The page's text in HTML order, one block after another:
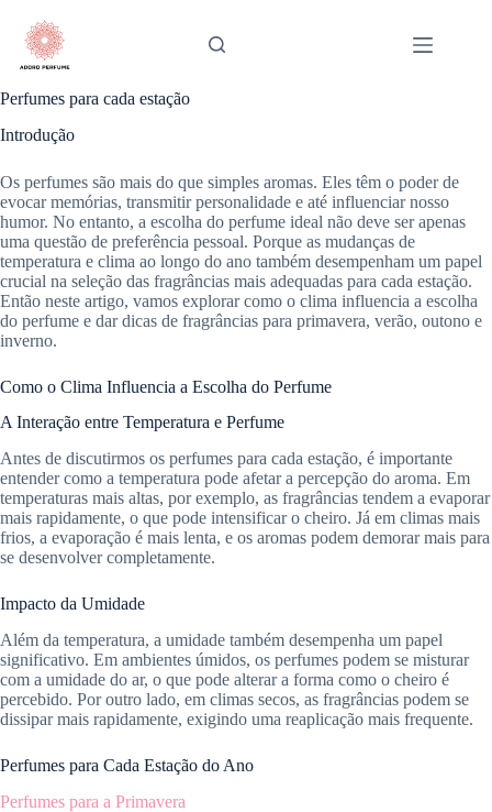
para
conteúdo
Perfumes para cada estação
Introdução
Os perfumes são mais do que simples aromas. Eles têm o poder de
evocar memórias, transmitir personalidade e até influenciar nosso
humor. No entanto, a escolha do perfume ideal não deve ser apenas
uma questão de preferência pessoal. Porque as mudanças de
temperatura e clima ao longo do ano também desempenham um papel
crucial na seleção das fragrâncias mais adequadas para cada estação.
Então neste artigo, vamos explorar como o clima influencia a escolha
do perfume e dar dicas de fragrâncias para primavera, verão, outono e
inverno.
Como o Clima Influencia a Escolha do Perfume
A Interação entre Temperatura e Perfume
Antes de discutirmos os perfumes para cada estação, é importante
entender como a temperatura pode afetar a percepção do aroma. Em
temperaturas mais altas, por exemplo, as fragrâncias tendem a evaporar
mais rapidamente, o que pode intensificar o cheiro. Já em climas mais
frios, a evaporação é mais lenta, e os aromas podem demorar mais para
se desenvolver completamente.
Impacto da Umidade
Além da temperatura, a umidade também desempenha um papel
significativo. Em ambientes úmidos, os perfumes podem se misturar
com a umidade do ar, o que pode alterar a forma como o cheiro é
percebido. Por outro lado, em climas secos, as fragrâncias podem se
dissipar mais rapidamente, exigindo uma reaplicação mais frequente.
Perfumes para Cada Estação do Ano
Perfumes para a Primavera